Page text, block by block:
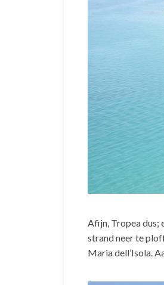
Afijn, Tropea dus;
strand neer te
Maria dell’Isola.